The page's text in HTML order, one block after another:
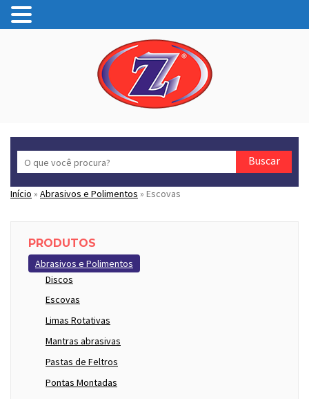
Search
for
Início » Abrasivos e Polimentos » Escovas
PRODUTOS
Abrasivos e Polimentos
Discos
Escovas
Limas Rotativas
Mantras abrasivas
Pastas de Feltros
Pontas Montadas